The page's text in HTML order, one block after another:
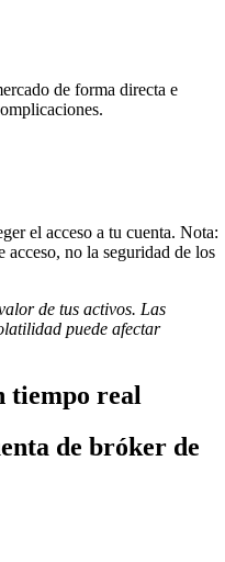
de forma directa e
el acceso a tu cuenta. Nota:
acceso, no la seguridad de los
de tus activos. Las
puede afectar
tiempo real
de bróker de